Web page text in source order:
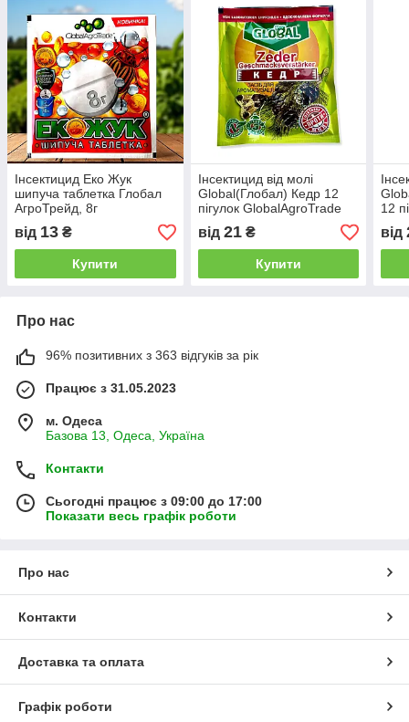
Інсектицид Еко Жук
шипуча таблетка Глобал
АгроТрейд, 8г
від 13 ₴
Купити
Інсектицид від молі
Global(Глобал) Кедр 12
пігулок GlobalAgroTrade
від 21₴
Купити
12
від
Про нас
96% позитивних з 363 відгуків за рік
Працює з 31.05.2023
м. Одеса
Базова 13, Одеса, Україна
Контакти
Сьогодні працює з 09:00 до 17:00
Показати весь графік роботи
Про нас
Контакти
Доставка та оплата
Графік роботи